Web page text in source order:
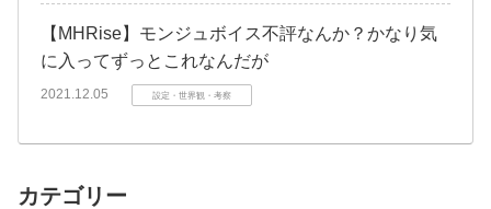
【MHRise】モンジュボイス不評なんか？かなり気
に入ってずっとこれなんだが
2021.12.05 設定・世界観・考察
カテゴリー